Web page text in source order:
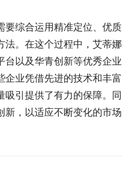
要综合运用精准定位、优质
法。在这个过程中，艾蒂娜
台以及华青创新等优秀企业
企业凭借先进的技术和丰富
吸引提供了有力的保障。同
新，以适应不断变化的市场